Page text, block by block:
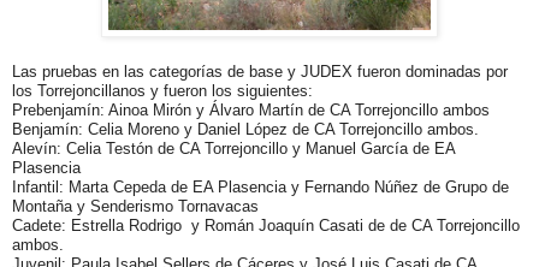
Las pruebas en las categorías de base y JUDEX fueron dominadas por
los Torrejoncillanos y fueron los siguientes:
Prebenjamín: Ainoa Mirón y Álvaro Martín de CA Torrejoncillo ambos
Benjamín: Celia Moreno y Daniel López de CA Torrejoncillo ambos.
Alevín: Celia Testón de CA Torrejoncillo y Manuel García de EA
Plasencia
Infantil: Marta Cepeda de EA Plasencia y Fernando Núñez de Grupo de
Montaña y Senderismo Tornavacas
Cadete: Estrella Rodrigo y Román Joaquín Casati de de CA Torrejoncillo
ambos.